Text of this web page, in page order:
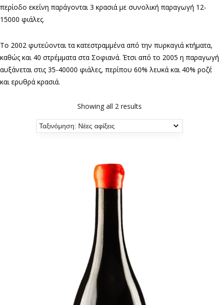
περίοδο εκείνη παράγονται 3 κρασιά με συνολική παραγωγή 12-
15000 φιάλες.
Το 2002 φυτεύονται τα κατεστραμμένα από την πυρκαγιά κτήματα,
καθώς και 40 στρέμματα στα Σοφιανά. Έτσι από το 2005 η παραγωγή
αυξάνεται στις 35-40000 φιάλες, περίπου 60% λευκά και 40% ροζέ
και ερυθρά κρασιά.
Showing all 2 results